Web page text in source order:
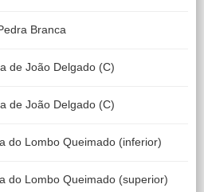
Branca
de João Delgado (C)
de João Delgado (C)
do Lombo Queimado (inferior)
do Lombo Queimado (superior)